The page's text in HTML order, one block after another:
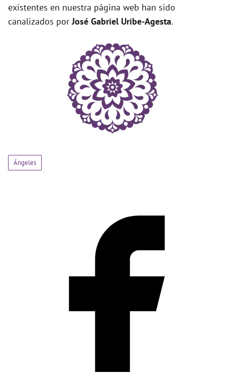
existentes en nuestra página web han sido
canalizados porJosé Gabriel Uribe-Agesta.
Ángeles